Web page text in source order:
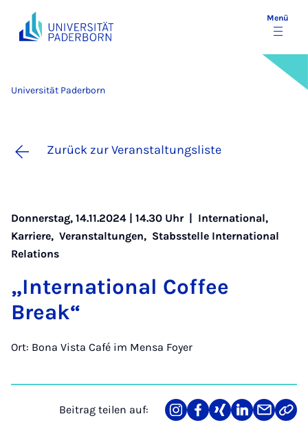
Menü
Universität Paderborn
Zurück zur Veranstaltungsliste
Donnerstag, 14.11.2024 | 14.30 Uhr | International,
Karriere, Veranstaltungen, Stabsstelle International
Relations
„In­ter­na­ti­o­nal Cof­fee
Break“
Ort: Bona Vista Café im Mensa Foyer
Beitrag teilen auf:
TeilenTeilenTeilenTeilenTeilenLink